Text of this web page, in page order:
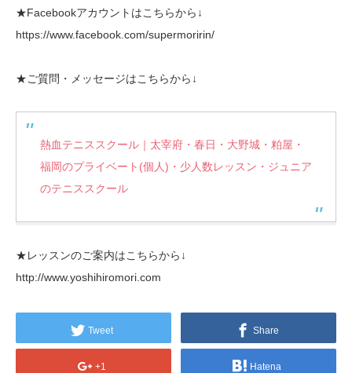
★Facebookアカウントはこちらから↓
https://www.facebook.com/supermoririn/
★ご質問・メッセージはこちらから↓
熱血テニススクール｜太宰府・春日・大野城・粕屋・
福岡のプライベート(個人)・少人数レッスン・ジュニア
のテニススクール
★レッスンのご案内はこちらから↓
http://www.yoshihiromori.com
Tweet Share
+1 Hatena